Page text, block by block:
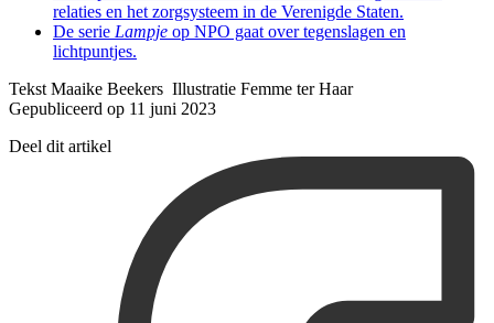
relaties en het zorgsysteem in de Verenigde Staten.
De serie Lampje op NPO gaat over tegenslagen en
lichtpuntjes.
Tekst Maaike Beekers Illustratie Femme ter Haar
Gepubliceerd op 11 juni 2023
Deel dit artikel